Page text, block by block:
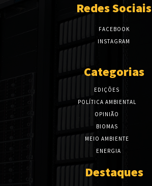
Redes Sociais
FACEBOOK
INSTAGRAM
Categorias
EDIÇÕES
POLÍTICA AMBIENTAL
OPINIÃO
BIOMAS
MEIO AMBIENTE
ENERGIA
Destaques